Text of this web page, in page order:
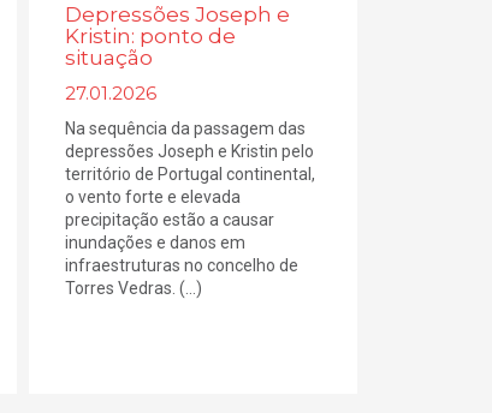
Depressões Joseph e
Kristin: ponto de
situação
27.01.2026
Na sequência da passagem das
depressões Joseph e Kristin pelo
território de Portugal continental,
o vento forte e elevada
precipitação estão a causar
inundações e danos em
infraestruturas no concelho de
Torres Vedras. (...)